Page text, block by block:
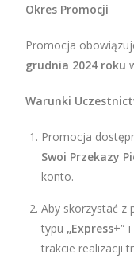
Okres Promocji
Promocja
grudnia 2024 roku
Warunki
Promocja
Swoi Przekazy
konto.
Aby skorzystać z
typu „Express+” i
trakcie realizacji